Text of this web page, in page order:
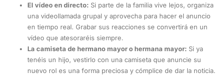
El vídeo en directo: Si parte de la familia vive lejos, organiza
una videollamada grupal y aprovecha para hacer el anuncio
en tiempo real. Grabar sus reacciones se convertirá en un
vídeo que atesoraréis siempre.
La camiseta de hermano mayor o hermana mayor: Si ya
tenéis un hijo, vestirlo con una camiseta que anuncie su
nuevo rol es una forma preciosa y cómplice de dar la noticia.